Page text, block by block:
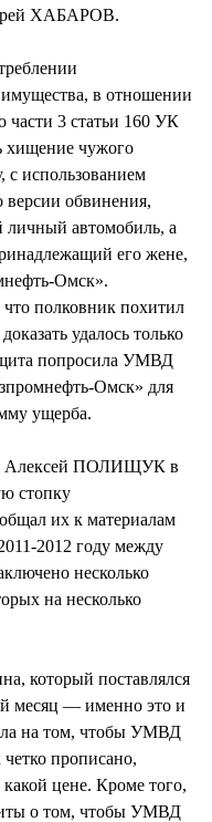
ХАБАРОВ.
в отношении
части 3 статьи 160 УК
хищение чужого
с использованием
обвинения,
автомобиль, а
его жене,
Омск».
что полковник похитил
удалось только
попросила УМВД
Омск» для
ущерба.
Алексей ПОЛИЩУК в
стопку
их к материалам
2012 году между
несколько
на несколько
который поставлялся
месяц — именно это и
на том, чтобы УМВД
прописано,
какой цене. Кроме того,
о том, чтобы УМВД